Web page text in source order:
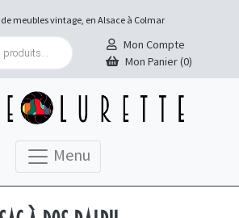
meubles vintage, en Alsace à Colmar
Mon Compte
Mon Panier (0)
Menu